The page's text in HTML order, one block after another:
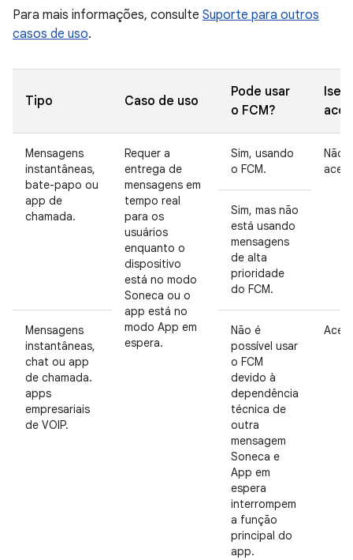
Para mais informações, consulte Suporte para outros
casos de uso.
Tipo Caso de uso
Pode usar
o FCM?
Mensagens
instantâneas,
bate-papo ou
app de
chamada.
Requer a
entrega de
mensagens em
tempo real
para os
usuários
enquanto o
dispositivo
está no modo
Soneca ou o
app está no
modo App em
espera.
Sim, usando
o FCM.
Não
Sim, mas não
está usando
mensagens
de alta
prioridade
do FCM.
Mensagens
instantâneas,
chat ou app
de chamada.
apps
empresariais
de VOIP.
Não é
possível usar
o FCM
devido à
dependência
técnica de
outra
mensagem
Soneca e
App em
espera
interrompem
a função
principal do
app.